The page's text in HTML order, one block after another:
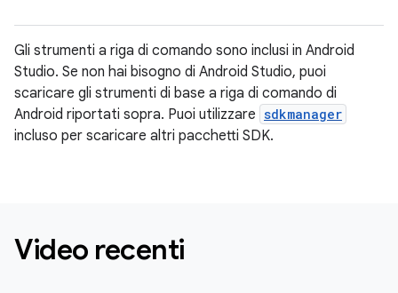
Gli strumenti a riga di comando sono inclusi in Android
Studio. Se non hai bisogno di Android Studio, puoi
scaricare gli strumenti di base a riga di comando di
Android riportati sopra. Puoi utilizzare sdkmanager
incluso per scaricare altri pacchetti SDK.
Video recenti